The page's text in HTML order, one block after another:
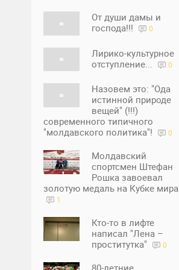
От души дамы и
господа!!!
0
Лирико-культурное
отступление...
0
Назовем это: "Ода
истинной природе
вещей" (!!!)
современного типичного
"молдавского политика"!
0
Молдавский
спортсмен Штефан
Рошка завоевал
золотую медаль на Кубке мира
1
Кто-то в лифте
написал "Лена –
проститутка"
0